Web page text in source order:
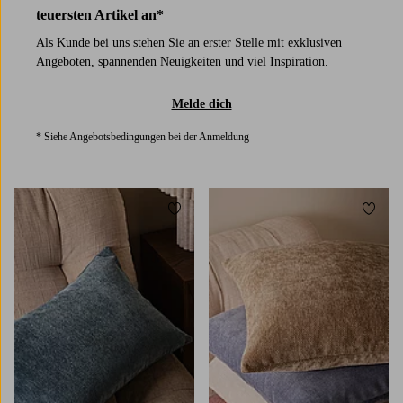
teuersten Artikel an*
Als Kunde bei uns stehen Sie an erster Stelle mit exklusiven
Angeboten, spannenden Neuigkeiten und viel Inspiration.
Melde dich
* Siehe Angebotsbedingungen bei der Anmeldung
Zu Favoriten hinzufügen Zu